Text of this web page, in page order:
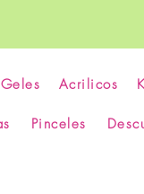
Geles Acrilicos
Pinceles